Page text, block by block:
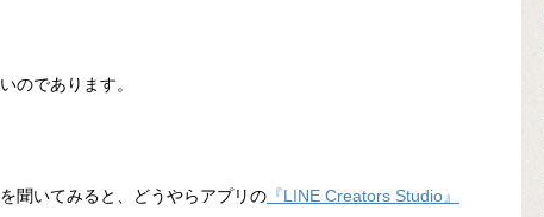
のであります。
聞いてみると、どうやらアプリの 『LINE Creators Studio』